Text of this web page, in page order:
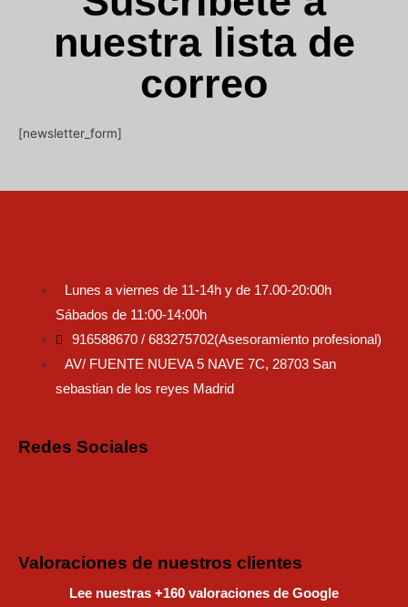
nuestra lista de
correo
[newsletter_form]
Lunes a viernes de 11-14h y de 17.00-20:00h
Sábados de 11:00-14:00h
916588670 / 683275702(Asesoramiento profesional)
AV/ FUENTE NUEVA 5 NAVE 7C, 28703 San
sebastian de los reyes Madrid
Redes Sociales
Valoraciones de nuestros clientes
Lee nuestras +160 valoraciones de Google